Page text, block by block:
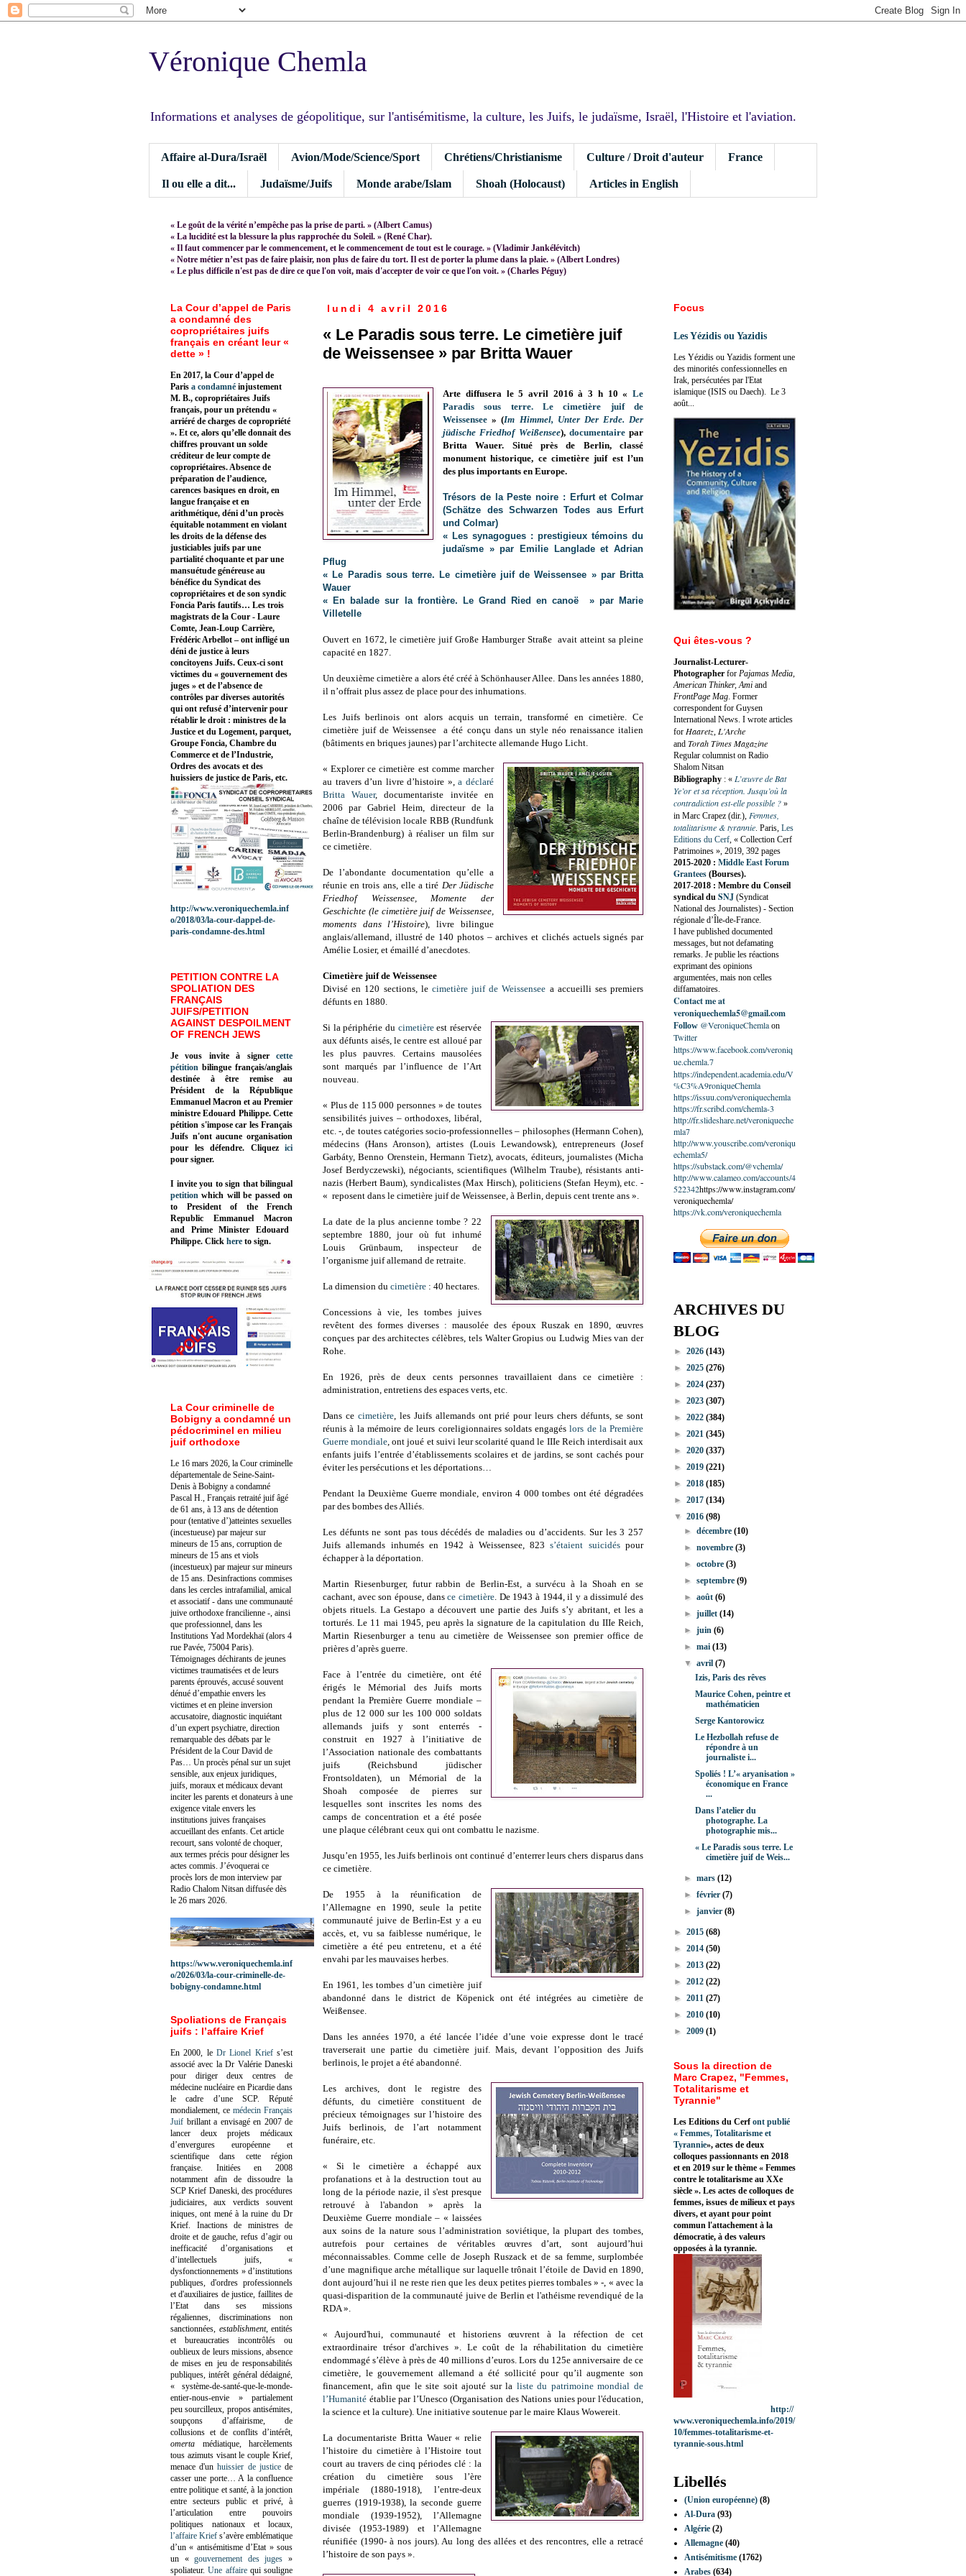
Véronique Chemla
Informations et analyses de géopolitique, sur l'antisémitisme, la culture, les Juifs, le judaïsme, Israël, l'Histoire et l'aviation.
Affaire al-Dura/Israël Avion/Mode/Science/Sport Chrétiens/Christianisme Culture / Droit d'auteur France
Il ou elle a dit... Judaïsme/Juifs Monde arabe/Islam Shoah (Holocaust) Articles in English
« Le goût de la vérité n’empêche pas la prise de parti. » (Albert Camus)
« La lucidité est la blessure la plus rapprochée du Soleil. » (René Char).
« Il faut commencer par le commencement, et le commencement de tout est le courage. » (Vladimir Jankélévitch)
« Notre métier n’est pas de faire plaisir, non plus de faire du tort. Il est de porter la plume dans la plaie. » (Albert Londres)
« Le plus difficile n'est pas de dire ce que l'on voit, mais d'accepter de voir ce que l'on voit. » (Charles Péguy)
lundi 4 avril 2016
« Le Paradis sous terre. Le cimetière juif
de Weissensee » par Britta Wauer
Arte diffusera le 5 avril 2016 à 3 h 10 « Le
Paradis sous terre. Le cimetière juif de
Weissensee » (Im Himmel, Unter Der Erde. Der
jüdische Friedhof Weißensee), documentairepar
Britta Wauer. Situé près de Berlin, classé
monument historique, ce cimetière juif est l’un
des plus importants en Europe.
Trésors de la Peste noire : Erfurt et Colmar
(Schätze des Schwarzen Todes aus Erfurt
und Colmar)
« Les synagogues : prestigieux témoins du
judaïsme » par Emilie Langlade et Adrian
Pflug
« Le Paradis sous terre. Le cimetière juif de Weissensee » par Britta
Wauer
« En balade sur la frontière. Le Grand Ried en canoë » par Marie
Villetelle
Ouvert en 1672, le cimetière juif Große Hamburger Straße avait atteint sa pleine
capacité en 1827.
Un deuxième cimetière a alors été créé à Schönhauser Allee. Dans les années 1880,
il n’offrait plus assez de place pour des inhumations.
Les Juifs berlinois ont alors acquis un terrain, transformé en cimetière. Ce
cimetière juif de Weissensee a été conçu dans un style néo renaissance italien
(bâtiments en briques jaunes) par l’architecte allemande Hugo Licht.
« Explorer ce cimetière est comme marcher
au travers d’un livre d’histoire »,a déclaré
Britta Wauer, documentariste invitée en
2006 par Gabriel Heim, directeur de la
chaîne de télévision locale RBB (Rundfunk
Berlin-Brandenburg) à réaliser un film sur
ce cimetière.
De l’abondante documentation qu’elle a
réunie en trois ans, elle a tiré Der Jüdische
Friedhof Weissensee, Momente der
Geschichte (le cimetière juif de Weissensee,
moments dans l’Histoire), livre bilingue
anglais/allemand, illustré de 140 photos – archives et clichés actuels signés par
Amélie Losier, et émaillé d’anecdotes.
Cimetière juif de Weissensee
Divisé en 120 sections, le cimetière juif de Weissensee a accueilli ses premiers
défunts en 1880.
Si la périphérie du cimetièreest réservée
aux défunts aisés, le centre est alloué par
les plus pauvres. Certains mausolées
sont marqués par l’influence de l’Art
nouveau.
« Plus de 115 000 personnes » de toutes
sensibilités juives – orthodoxes, libéral,
etc. -, de toutes catégories socio-professionnelles – philosophes (Hermann Cohen),
médecins (Hans Aronson), artistes (Louis Lewandowsk), entrepreneurs (Josef
Garbáty, Benno Orenstein, Hermann Tietz), avocats, éditeurs, journalistes (Micha
Josef Berdyczewski), négociants, scientifiques (Wilhelm Traube), résistants anti-
nazis (Herbert Baum), syndicalistes (Max Hirsch), politiciens (Stefan Heym), etc. -
« reposent dans le cimetière juif de Weissensee, à Berlin, depuis cent trente ans ».
La date de la plus ancienne tombe ? 22
septembre 1880, jour où fut inhumé
Louis Grünbaum, inspecteur de
l’organisme juif allemand de retraite.
La dimension du cimetière : 40 hectares.
Concessions à vie, les tombes juives
revêtent des formes diverses : mausolée des époux Ruszak en 1890, œuvres
conçues par des architectes célèbres, tels Walter Gropius ou Ludwig Mies van der
Rohe.
En 1926, près de deux cents personnes travaillaient dans ce cimetière :
administration, entretiens des espaces verts, etc.
Dans ce cimetière, les Juifs allemands ont prié pour leurs chers défunts, se sont
réunis à la mémoire de leurs coreligionnaires soldats engagéslors de la Première
Guerre mondiale, ont joué et suivi leur scolarité quand le IIIe Reich interdisait aux
enfants juifs l’entrée d’établissements scolaires et de jardins, se sont cachés pour
éviter les persécutions et les déportations…
Pendant la Deuxième Guerre mondiale, environ 4 000 tombes ont été dégradées
par des bombes des Alliés.
Les défunts ne sont pas tous décédés de maladies ou d’accidents. Sur les 3 257
Juifs allemands inhumés en 1942 à Weissensee, 823s’étaient suicidéspour
échapper à la déportation.
Martin Riesenburger, futur rabbin de Berlin-Est, a survécu à la Shoah en se
cachant, avec son épouse, dansce cimetière. De 1943 à 1944, il y a dissimulé des
objets rituels. La Gestapo a découvert une partie des Juifs s’y abritant, et les a
torturés. Le 11 mai 1945, peu après la signature de la capitulation du IIIe Reich,
Martin Riesenburger a tenu au cimetière de Weissensee son premier office de
prières d’après guerre.
Face à l’entrée du cimetière, ont été
érigés le Mémorial des Juifs morts
pendant la Première Guerre mondiale –
plus de 12 000 sur les 100 000 soldats
allemands juifs y sont enterrés -
construit en 1927 à l’initiative de
l’Association nationale des combattants
juifs (Reichsbund jüdischer
Frontsoldaten), un Mémorial de la
Shoah composée de pierres sur
lesquelles sont inscrites les noms des
camps de concentration et a été posée
une plaque célébrant ceux qui ont combattu le nazisme.
Jusqu’en 1955, les Juifs berlinois ont continué d’enterrer leurs chers disparus dans
ce cimetière.
De 1955 à la réunification de
l’Allemagne en 1990, seule la petite
communauté juive de Berlin-Est y a eu
accès, et, vu sa faiblesse numérique, le
cimetière a été peu entretenu, et a été
envahi par les mauvaises herbes.
En 1961, les tombes d’un cimetière juif
abandonné dans le district de Köpenick ont été intégrées au cimetière de
Weißensee.
Dans les années 1970, a été lancée l’idée d’une voie expresse dont le tracé
traverserait une partie du cimetière juif. Mais, devant l’opposition des Juifs
berlinois, le projet a été abandonné.
Les archives, dont le registre des
défunts, du cimetière constituent de
précieux témoignages sur l’histoire des
Juifs berlinois, de l’art notamment
funéraire, etc.
« Si le cimetière a échappé aux
profanations et à la destruction tout au
long de la période nazie, il s'est presque
retrouvé à l'abandon » après la
Deuxième Guerre mondiale – « laissées
aux soins de la nature sous l’administration soviétique, la plupart des tombes,
autrefois pour certaines de véritables œuvres d’art, sont aujourd’hui
méconnaissables. Comme celle de Joseph Ruszack et de sa femme, surplombée
d’une magnifique arche métallique sur laquelle trônait l’étoile de David en 1890,
dont aujourd’hui il ne reste rien que les deux petites pierres tombales » -, « avec la
quasi-disparition de la communauté juive de Berlin et l'athéisme revendiqué de la
RDA ».
« Aujourd'hui, communauté et historiens œuvrent à la réfection de cet
extraordinaire trésor d'archives ». Le coût de la réhabilitation du cimetière
endommagé s’élève à près de 40 millions d’euros. Lors du 125e anniversaire de ce
cimetière, le gouvernement allemand a été sollicité pour qu’il augmente son
financement, afin que le site soit ajouté sur la liste du patrimoine mondial de
l’Humanité établie par l’Unesco (Organisation des Nations unies pour l'éducation,
la science et la culture). Une initiative soutenue par le maire Klaus Wowereit.
La documentariste Britta Wauer « relie
l’histoire du cimetière à l’Histoire tout
court au travers de cinq périodes clé : la
création du cimetière sous l’ère
impériale (1880-1918), l’entre-deux
guerres (1919-1938), la seconde guerre
mondiale (1939-1952), l’Allemagne
divisée (1953-1989) et l’Allemagne
réunifiée (1990- à nos jours). Au long des allées et des rencontres, elle a retracé
l’histoire de son pays ».
La Cour d’appel de Paris
a condamné des
copropriétaires juifs
français en créant leur «
dette » !
En 2017, la Cour d’appel de
Paris a condamné injustement
M. B., copropriétaires Juifs
français, pour un prétendu «
arriéré de charges de copropriété
». Et ce, alors qu’elle donnait des
chiffres prouvant un solde
créditeur de leur compte de
copropriétaires. Absence de
préparation de l’audience,
carences basiques en droit, en
langue française et en
arithmétique, déni d’un procès
équitable notamment en violant
les droits de la défense des
justiciables juifs par une
partialité choquante et par une
mansuétude généreuse au
bénéfice du Syndicat des
copropriétaires et de son syndic
Foncia Paris fautifs… Les trois
magistrats de la Cour - Laure
Comte, Jean-Loup Carrière,
Frédéric Arbellot – ont infligé un
déni de justice à leurs
concitoyens Juifs. Ceux-ci sont
victimes du « gouvernement des
juges » et de l’absence de
contrôles par diverses autorités
qui ont refusé d’intervenir pour
rétablir le droit : ministres de la
Justice et du Logement, parquet,
Groupe Foncia, Chambre du
Commerce et de l’Industrie,
Ordres des avocats et des
huissiers de justice de Paris, etc.
http://www.veroniquechemla.inf
o/2018/03/la-cour-dappel-de-
paris-condamne-des.html
PETITION CONTRE LA
SPOLIATION DES
FRANÇAIS
JUIFS/PETITION
AGAINST DESPOILMENT
OF FRENCH JEWS
Je vous invite à signer cette
pétition bilingue français/anglais
destinée à être remise au
Président de la République
Emmanuel Macron et au Premier
ministre Edouard Philippe. Cette
pétition s'impose car les Français
Juifs n'ont aucune organisation
pour les défendre. Cliquez
ici
pour signer.
I invite you to sign that bilingual
petition which will be passed on
to President of the French
Republic Emmanuel Macron
and Prime Minister Edouard
Philippe. Click here to sign.
La Cour criminelle de
Bobigny a condamné un
pédocriminel en milieu
juif orthodoxe
Le 16 mars 2026, la Cour criminelle
départementale de Seine-Saint-
Denis à Bobigny a condamné
Pascal H., Français retraité juif âgé
de 61 ans, à 13 ans de détention
pour (tentative d’)atteintes sexuelles
(incestueuse) par majeur sur
mineurs de 15 ans, corruption de
mineurs de 15 ans et viols
(incestueux) par majeur sur mineurs
de 15 ans. Desinfractions commises
dans les cercles intrafamilial, amical
et associatif - dans une communauté
juive orthodoxe francilienne -, ainsi
que professionnel, dans les
Institutions Yad Mordekhaï (alors 4
rue Pavée, 75004 Paris).
Témoignages déchirants de jeunes
victimes traumatisées et de leurs
parents éprouvés, accusé souvent
dénué d’empathie envers les
victimes et en pleine inversion
accusatoire, diagnostic inquiétant
d’un expert psychiatre, direction
remarquable des débats par le
Président de la Cour David de
Pas… Un procès pénal sur un sujet
sensible, aux enjeux juridiques,
juifs, moraux et médicaux devant
inciter les parents et donateurs à une
exigence vitale envers les
institutions juives françaises
accueillant des enfants. Cet article
recourt, sans volonté de choquer,
aux termes précis pour désigner les
actes commis. J’évoquerai ce
procès lors de mon interview par
Radio Chalom Nitsan diffusée dès
le 26 mars 2026.
https://www.veroniquechemla.inf
o/2026/03/la-cour-criminelle-de-
bobigny-condamne.html
Spoliations de Français
juifs : l’affaire Krief
En 2000, le Dr Lionel Kriefs’est
associé avec la Dr Valérie Daneski
pour diriger deux centres de
médecine nucléaire en Picardie dans
le cadre d’une SCP. Réputé
mondialement, ce médecin Français
Juif brillant a envisagé en 2007 de
lancer deux projets médicaux
d’envergures européenne et
scientifique dans cette région
française. Initiées en 2008
notamment afin de dissoudre la
SCP Krief Daneski, des procédures
judiciaires, aux verdicts souvent
iniques, ont mené à la ruine du Dr
Krief. Inactions de ministres de
droite et de gauche, refus d’agir ou
inefficacité d’organisations et
d’intellectuels juifs, «
dysfonctionnements » d’institutions
publiques, d'ordres professionnels
et d'auxiliaires de justice, faillites de
l’Etat dans ses missions
régaliennes, discriminations non
sanctionnées, establishment, entités
et bureaucraties incontrôlés ou
oublieux de leurs missions, absence
de mises en jeu de responsabilités
publiques, intérêt général dédaigné,
« système-de-santé-que-le-monde-
entier-nous-envie » partialement
peu sourcilleux, propos antisémites,
soupçons d’affairisme, de
collusions et de conflits d’intérêt,
omerta médiatique, harcèlements
tous azimuts visant le couple Krief,
menace d'unhuissier de justicede
casser une porte… A la confluence
entre politique et santé, à la jonction
entre secteurs public et privé, à
l’articulation entre pouvoirs
politiques nationaux et locaux,
l’affaire Krief s’avère emblématique
d’un « antisémitisme d’Etat » sous
un «gouvernement des juges »
spoliateur.Une affairequi souligne
Focus
Les Yézidis ou Yazidis
Les Yézidis ou Yazidis forment une
des minorités confessionnelles en
Irak, persécutées par l'Etat
islamique (ISIS ou Daech). Le 3
août...
Qui êtes-vous ?
Journalist-Lecturer-
Photographer for Pajamas Media,
American Thinker, Ami and
FrontPage Mag. Former
correspondent for Guysen
International News. I wrote articles
for Haaretz, L'Arche
and Torah Times Magazine
Regular columnist on Radio
Shalom Nitsan
Bibliography : « L’œuvre de Bat
Ye’or et sa réception. Jusqu’où la
contradiction est-elle possible ? »
in Marc Crapez (dir.), Femmes,
totalitarisme & tyrannie. Paris, Les
Editions du Cerf, « Collection Cerf
Patrimoines », 2019, 392 pages
2015-2020 : Middle East Forum
Grantees (Bourses).
2017-2018 : Membre du Conseil
syndical du SNJ (Syndicat
National des Journalistes) - Section
régionale d’Île-de-France.
I have published documented
messages, but not defamating
remarks. Je publie les réactions
exprimant des opinions
argumentées, mais non celles
diffamatoires.
Contact me at
veroniquechemla5@gmail.com
Follow @VeroniqueChemlaon
Twitter
https://www.facebook.com/veroniq
ue.chemla.7
https://independent.academia.edu/V
%C3%A9roniqueChemla
https://issuu.com/veroniquechemla
https://fr.scribd.com/chemla-3
http://fr.slideshare.net/veroniqueche
mla7
http://www.youscribe.com/veroniqu
echemla5/
https://substack.com/@vchemla/
http://www.calameo.com/accounts/4
522342https://www.instagram.com/
veroniquechemla/
https://vk.com/veroniquechemla
ARCHIVES DU
BLOG
► 2026 (143)
► 2025 (276)
► 2024 (237)
► 2023 (307)
► 2022 (384)
► 2021 (345)
► 2020 (337)
► 2019 (221)
► 2018 (185)
► 2017 (134)
▼ 2016 (98)
►décembre(10)
►novembre(3)
►octobre(3)
►septembre(9)
►août(6)
►juillet(14)
►juin(6)
►mai(13)
▼avril(7)
Izis, Paris des rêves
Maurice Cohen, peintre et
mathématicien
Serge Kantorowicz
Le Hezbollah refuse de
répondre à un
journaliste i...
Spoliés ! L’« aryanisation »
économique en France
...
Dans l’atelier du
photographe. La
photographie mis...
« Le Paradis sous terre. Le
cimetière juif de Weis...
►mars(12)
►février(7)
►janvier(8)
► 2015 (68)
► 2014 (50)
► 2013 (22)
► 2012 (22)
► 2011 (27)
► 2010 (10)
► 2009 (1)
Sous la direction de
Marc Crapez, "Femmes,
Totalitarisme et
Tyrannie"
Les Editions du Cerfont publié
« Femmes, Totalitarisme et
Tyrannie», actes de deux
colloques passionnants en 2018
et en 2019 sur le thème « Femmes
contre le totalitarisme au XXe
siècle ». Les actes de colloques de
femmes, issues de milieux et pays
divers, et ayant pour point
commun l'attachement à la
démocratie, à des valeurs
opposées à la tyrannie.
http://
www.veroniquechemla.info/2019/
10/femmes-totalitarisme-et-
tyrannie-sous.html
Libellés
(Union européenne) (8)
Al-Dura (93)
Algérie (2)
Allemagne (40)
Antisémitisme (1762)
Arabes (634)